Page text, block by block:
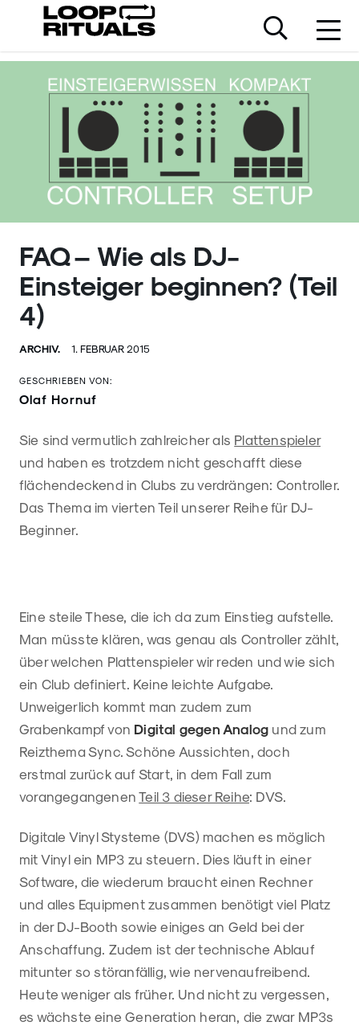
FAQ – Wie als DJ-
Einsteiger beginnen? (Teil
4)
ARCHIV. 1. FEBRUAR 2015
GESCHRIEBEN VON:
Olaf Hornuf
Sie sind vermutlich zahlreicher als Plattenspieler
und haben es trotzdem nicht geschafft diese
flächendeckend in Clubs zu verdrängen: Controller.
Das Thema im vierten Teil unserer Reihe für DJ-
Beginner.
Eine steile These, die ich da zum Einstieg aufstelle.
Man müsste klären, was genau als Controller zählt,
über welchen Plattenspieler wir reden und wie sich
ein Club definiert. Keine leichte Aufgabe.
Unweigerlich kommt man zudem zum
Grabenkampf von Digital gegen Analog und zum
Reizthema Sync. Schöne Aussichten, doch
erstmal zurück auf Start, in dem Fall zum
vorangegangenenTeil 3 dieser Reihe: DVS.
Digitale Vinyl Stysteme (DVS) machen es möglich
mit Vinyl ein MP3 zu steuern. Dies läuft in einer
Software, die wiederum braucht einen Rechner
und alles Equipment zusammen benötigt viel Platz
in der DJ-Booth sowie einiges an Geld bei der
Anschaffung. Zudem ist der technische Ablauf
mitunter so störanfällig, wie nervenaufreibend.
Heute weniger als früher. Und nicht zu vergessen,
es wächste eine Generation heran, die zwar MP3s